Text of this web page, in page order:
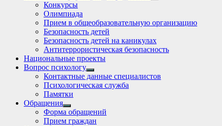
Show
Конкурсы
Олимпиада
Прием в общеобразовательную организацию
Безопасность детей
Безопасность детей на каникулах
Антитеррористическая безопасность
Национальные проекты
Вопрос психологу
Show
sub
menu
Контактные данные специалистов
Психологическая служба
Памятки
Обращения
Show
sub
menu
Форма обращений
Прием граждан